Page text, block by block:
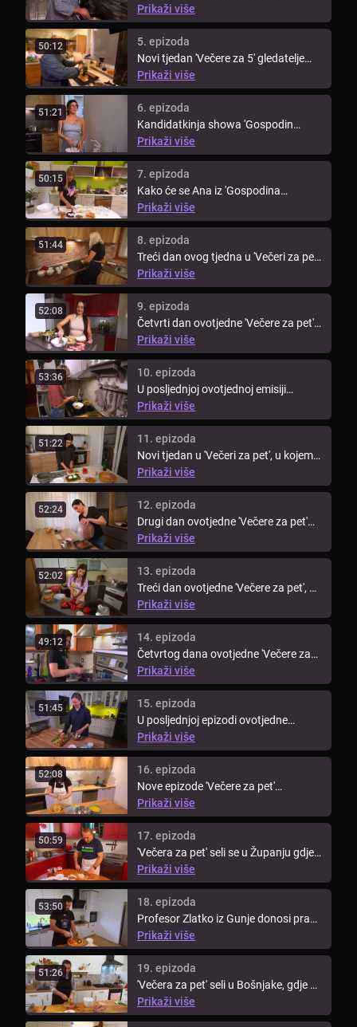
podravsku ekipu četvrti dan
ovotjedne ...
Prikaži više
50:12
5. epizoda
Novi tjedan 'Večere za 5' gledatelje
vodi u Podravinu, točnije, ...
Prikaži više
51:21
6. epizoda
Kandidatkinja showa 'Gospodin
Savršeni', Sarah, otvorila je novi ...
Prikaži više
50:15
7. epizoda
Kako će se Ana iz 'Gospodina
Savršenog' snaći u kuhinji i što je ...
Prikaži više
51:44
8. epizoda
Treći dan ovog tjedna u 'Večeri za pet'
djevojke iz 'Gospodina ...
Prikaži više
52:08
9. epizoda
Četvrti dan ovotjedne 'Večere za pet'
uz kandidatkinje showa ...
Prikaži više
53:36
10. epizoda
U posljednjoj ovotjednoj emisiji
'Večere za pet' uz kandidatkinje ...
Prikaži više
51:22
11. epizoda
Novi tjedan u 'Večeri za pet', u kojem
sudjeluju kandidatkinje iz ...
Prikaži više
52:24
12. epizoda
Drugi dan ovotjedne 'Večere za pet'
kuha Milica! Kako je protekla ...
Prikaži više
52:02
13. epizoda
Treći dan ovotjedne 'Večere za pet', uz
kandidatkinje showa 'Gospodin ...
Prikaži više
49:12
14. epizoda
Četvrtog dana ovotjedne 'Večere za
pet' Valentina će svojim jelima ...
Prikaži više
51:45
15. epizoda
U posljednjoj epizodi ovotjedne
'Večere za pet' kuha Vanja, koja je u ...
Prikaži više
52:08
16. epizoda
Nove epizode 'Večere za pet'
započinju u Vukovarsko-srijemskoj ...
Prikaži više
50:59
17. epizoda
'Večera za pet' seli se u Županju gdje
je goste ugostio veseli ...
Prikaži više
53:50
18. epizoda
Profesor Zlatko iz Gunje donosi pravu
slavonsku feštu u svoju ...
Prikaži više
51:26
19. epizoda
'Večera za pet' seli u Bošnjake, gdje se
nakon 15 godina vraća frizer ...
Prikaži više